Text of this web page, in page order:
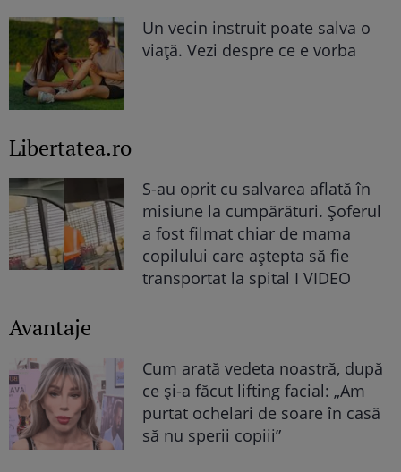
Un vecin instruit poate salva o
viață. Vezi despre ce e vorba
Libertatea.ro
S-au oprit cu salvarea aflată în
misiune la cumpărături. Șoferul
a fost filmat chiar de mama
copilului care aștepta să fie
transportat la spital I VIDEO
Avantaje
Cum arată vedeta noastră, după
ce și-a făcut lifting facial: „Am
purtat ochelari de soare în casă
să nu sperii copiii”